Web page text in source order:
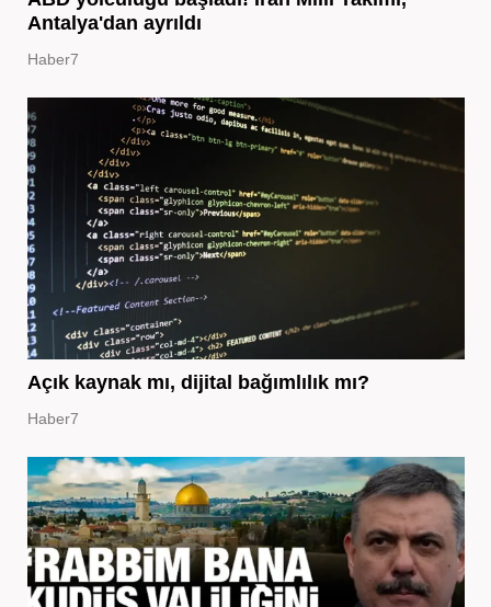
Antalya'dan ayrıldı
Haber7
Açık kaynak mı, dijital bağımlılık mı?
Haber7